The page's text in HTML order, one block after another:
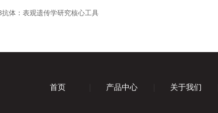
体：表观遗传学研究核心工具
首页 产品中心 关于我们